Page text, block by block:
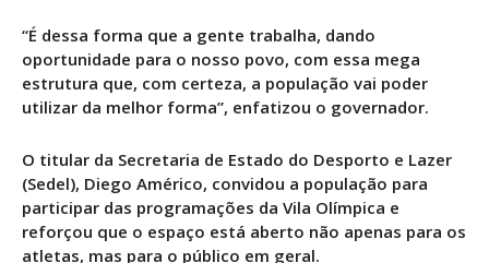
“É dessa forma que a gente trabalha, dando
oportunidade para o nosso povo, com essa mega
estrutura que, com certeza, a população vai poder
utilizar da melhor forma”, enfatizou o governador.
O titular da Secretaria de Estado do Desporto e Lazer
(Sedel), Diego Américo, convidou a população para
participar das programações da Vila Olímpica e
reforçou que o espaço está aberto não apenas para os
atletas, mas para o público em geral.